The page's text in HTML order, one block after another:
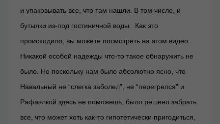
и упаковывать все, что там нашли. В том числе, и
бутылки из-под гостиничной воды. Как это
происходило, вы можете посмотреть на этом видео.
Никакой особой надежды что-то такое обнаружить не
было. Но поскольку нам было абсолютно ясно, что
Навальный не “слегка заболел”, не “перегрелся” и
Рафаэлкой здесь не поможешь, было решено забрать
все, что может хоть как-то гипотетически пригодиться,